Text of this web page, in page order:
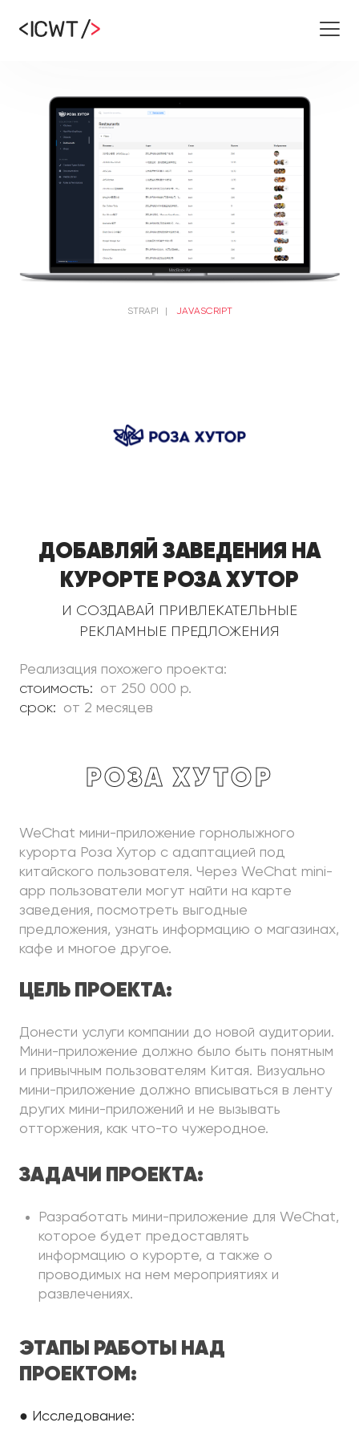
STRAPI JAVASCRIPT
Добавляй заведения на
курорте Роза Хутор
и создавай привлекательные
рекламные предложения
Реализация похожего проекта:
стоимость:
от 250 000 р.
срок:
от 2 месяцев
Роза Хутор
WeChat мини-приложение горнолыжного
курорта Роза Хутор с адаптацией под
китайского пользователя. Через WeChat mini-
app пользователи могут найти на карте
заведения, посмотреть выгодные
предложения, узнать информацию о магазинах,
кафе и многое другое.
ЦЕЛЬ ПРОЕКТА:
Донести услуги компании до новой аудитории.
Мини-приложение должно было быть понятным
и привычным пользователям Китая. Визуально
мини-приложение должно вписываться в ленту
других мини-приложений и не вызывать
отторжения, как что-то чужеродное.
ЗАДАЧИ ПРОЕКТА:
Разработать мини-приложение для WeChat,
которое будет предоставлять
информацию о курорте, а также о
проводимых на нем мероприятиях и
развлечениях.
ЭТАПЫ РАБОТЫ НАД
ПРОЕКТОМ:
● Исследование: